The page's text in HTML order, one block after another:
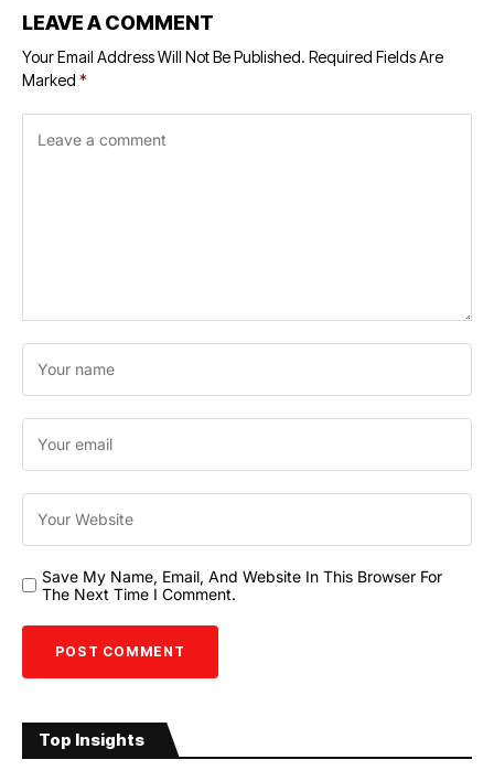
LEAVE A COMMENT
Your Email Address Will Not Be Published. Required Fields Are
Marked *
Save My Name, Email, And Website In This Browser For
The Next Time I Comment.
Top Insights